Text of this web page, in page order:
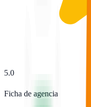
5.0
Ficha de agencia